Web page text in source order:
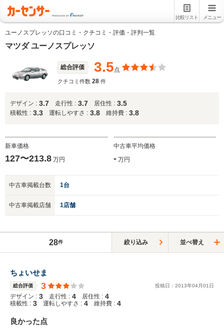
比較リスト メニュー
ユーノスプレッソの口コミ・クチコミ・評価・評判一覧
マツダ ユーノスプレッソ
総合評価 3.5点
クチコミ件数 28 件
デザイン : 3.7 走行性 : 3.7 居住性 : 3.5
積載性 : 3.3 運転しやすさ : 3.8 維持費 : 3.8
新車価格
127〜213.8 万円
中古車平均価格
-万円
中古車掲載台数 1台
中古車掲載店舗 1店舗
28件 絞り込み 並べ替え
ちょいせま
総合評価 3 投稿日： 2013年04月01 日
デザイン : 3 走行性 : 4 居住性 : 4
積載性 : 3 運転しやすさ : 4 維持費 : 4
良かった点